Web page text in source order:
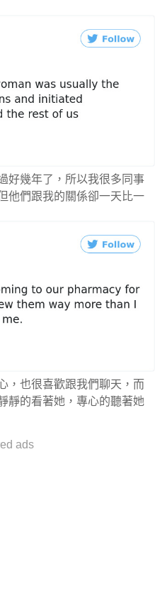
好幾年了，所以我很多同事
他們跟我的關係卻一天比一
，也很喜歡跟我們聊天，而
靜的看著她，專心的聽著她
ads